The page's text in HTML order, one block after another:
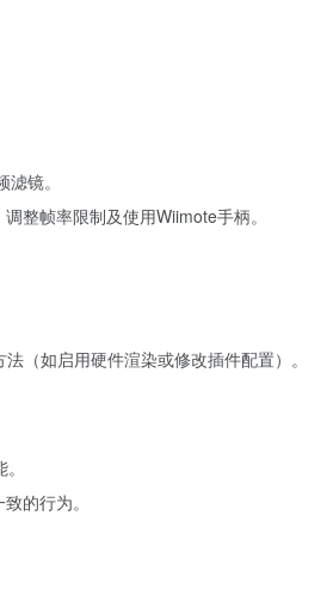
镜。
整帧率限制及使用Wiimote手柄。
（如启用硬件渲染或修改插件配置）。
的行为。